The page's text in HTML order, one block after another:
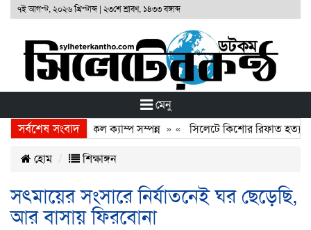
৭ই আগস্ট, ২০২৬ খ্রিস্টাব্দ| ২৩শে শ্রাবণ, ১৪৩৩ বঙ্গাব্দ
মেনু
সর্বশেষ সংবাদ
ফ্রি মেডিকেল ক্যাম্প সম্পন্ন» «সিলেটে কিশোর রিফাত
হোম শিক্ষাঙ্গন
সৎমায়ের সংসারে নির্যাতনেই ঘর ছেড়েছি,
আর বাসায় ফিরবোনা